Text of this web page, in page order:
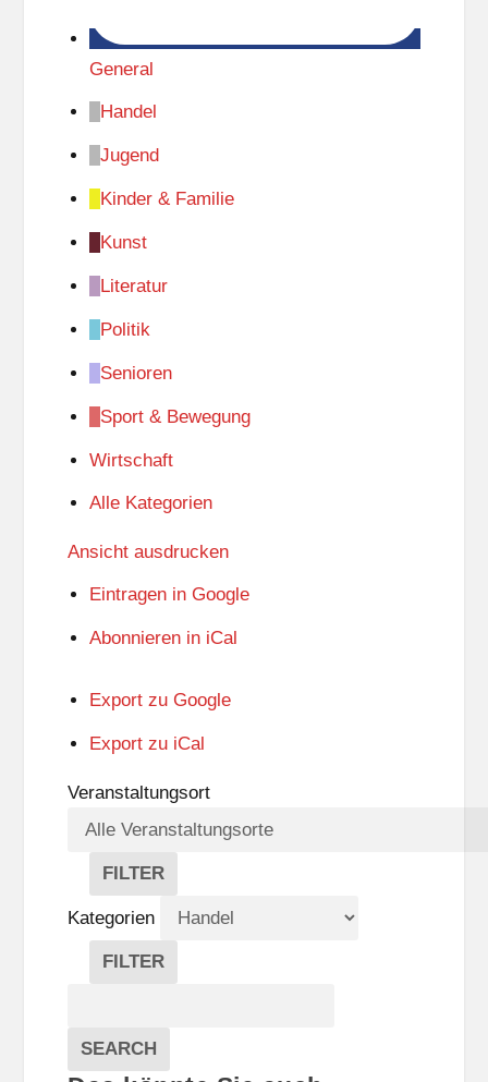
General
Handel
Jugend
Kinder & Familie
Kunst
Literatur
Politik
Senioren
Sport & Bewegung
Wirtschaft
Alle Kategorien
Ansicht ausdrucken
Eintragen in Google
Abonnieren in iCal
Export zu Google
Export zu iCal
Veranstaltungsort
FILTER
V
E
R
A
A
L
Kategorien
FILTER
E
G
Veranstaltungen
SEARCH